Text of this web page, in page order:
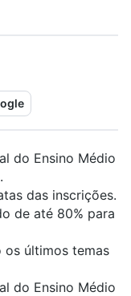
do Ensino Médio
das inscrições.
de até 80% para
os últimos temas
do Ensino Médio